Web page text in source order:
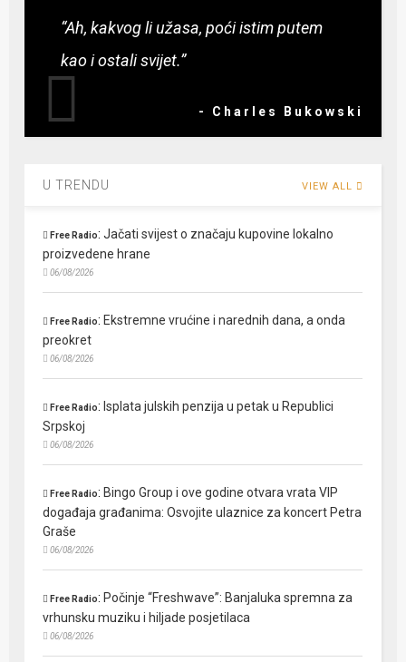
“Ah, kakvog li užasa, poći istim putem
kao i ostali svijet.”
- Charles Bukowski
U TRENDU VIEW ALL
Free Radio:Jačati svijest o značaju kupovine lokalno
proizvedene hrane
06/08/2026
Free Radio: Ekstremne vrućine i narednih dana, a onda
preokret
06/08/2026
Free Radio: Isplata julskih penzija u petak u Republici
Srpskoj
06/08/2026
Free Radio: Bingo Group i ove godine otvara vrata VIP
događaja građanima: Osvojite ulaznice za koncert Petra
Graše
06/08/2026
Free Radio: Počinje “Freshwave”: Banjaluka spremna za
vrhunsku muziku i hiljade posjetilaca
06/08/2026